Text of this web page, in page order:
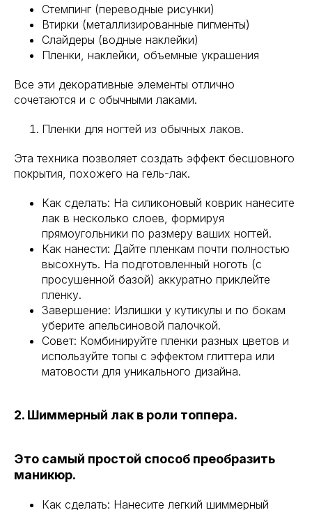
Стемпинг (переводные рисунки)
Втирки (металлизированные пигменты)
Слайдеры (водные наклейки)
Пленки, наклейки, объемные украшения
Все эти декоративные элементы отлично
сочетаются и с обычными лаками.
Пленки для ногтей из обычных лаков.
Эта техника позволяет создать эффект бесшовного
покрытия, похожего на гель-лак.
Как сделать: На силиконовый коврик нанесите
лак в несколько слоев, формируя
прямоугольники по размеру ваших ногтей.
Как нанести: Дайте пленкам почти полностью
высохнуть. На подготовленный ноготь (с
просушенной базой) аккуратно приклейте
пленку.
Завершение: Излишки у кутикулы и по бокам
уберите апельсиновой палочкой.
Совет: Комбинируйте пленки разных цветов и
используйте топы с эффектом глиттера или
матовости для уникального дизайна.
2. Шиммерный лак в роли топпера.
Это самый простой способ преобразить
маникюр.
Как сделать: Нанесите легкий шиммерный